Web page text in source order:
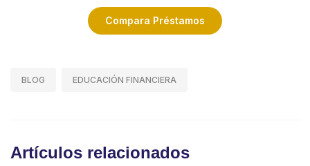
Compara Préstamos
BLOG EDUCACIÓN FINANCIERA
Artículos relacionados